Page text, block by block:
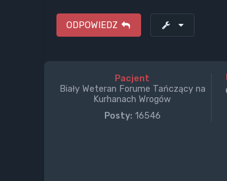
ODPOWIEDZ
Pacjent
Biały Weteran Forume Tańczący na
Kurhanach Wrogów
Posty: 16546